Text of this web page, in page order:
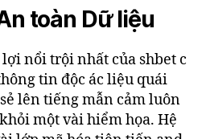
toàn Dữ liệu
nổi trội nhất của shbet c
tin độc ác liệu quái
lên tiếng mẫn cảm luôn
một vài hiểm họa. Hệ